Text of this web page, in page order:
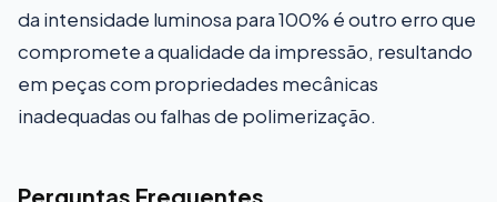
da intensidade luminosa para 100% é outro erro que
compromete a qualidade da impressão, resultando
em peças com propriedades mecânicas
inadequadas ou falhas de polimerização.
Perguntas Frequentes